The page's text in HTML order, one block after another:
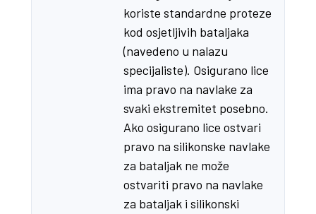
koriste standardne proteze
kod osjetljivih bataljaka
(navedeno u nalazu
specijaliste). Osigurano lice
ima pravo na navlake za
svaki ekstremitet posebno.
Ako osigurano lice ostvari
pravo na silikonske navlake
za bataljak ne može
ostvariti pravo na navlake
za bataljak i silikonski